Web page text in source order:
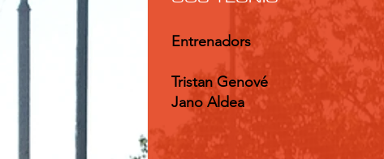
Entrenadors
Tristan Genové
Jano Aldea